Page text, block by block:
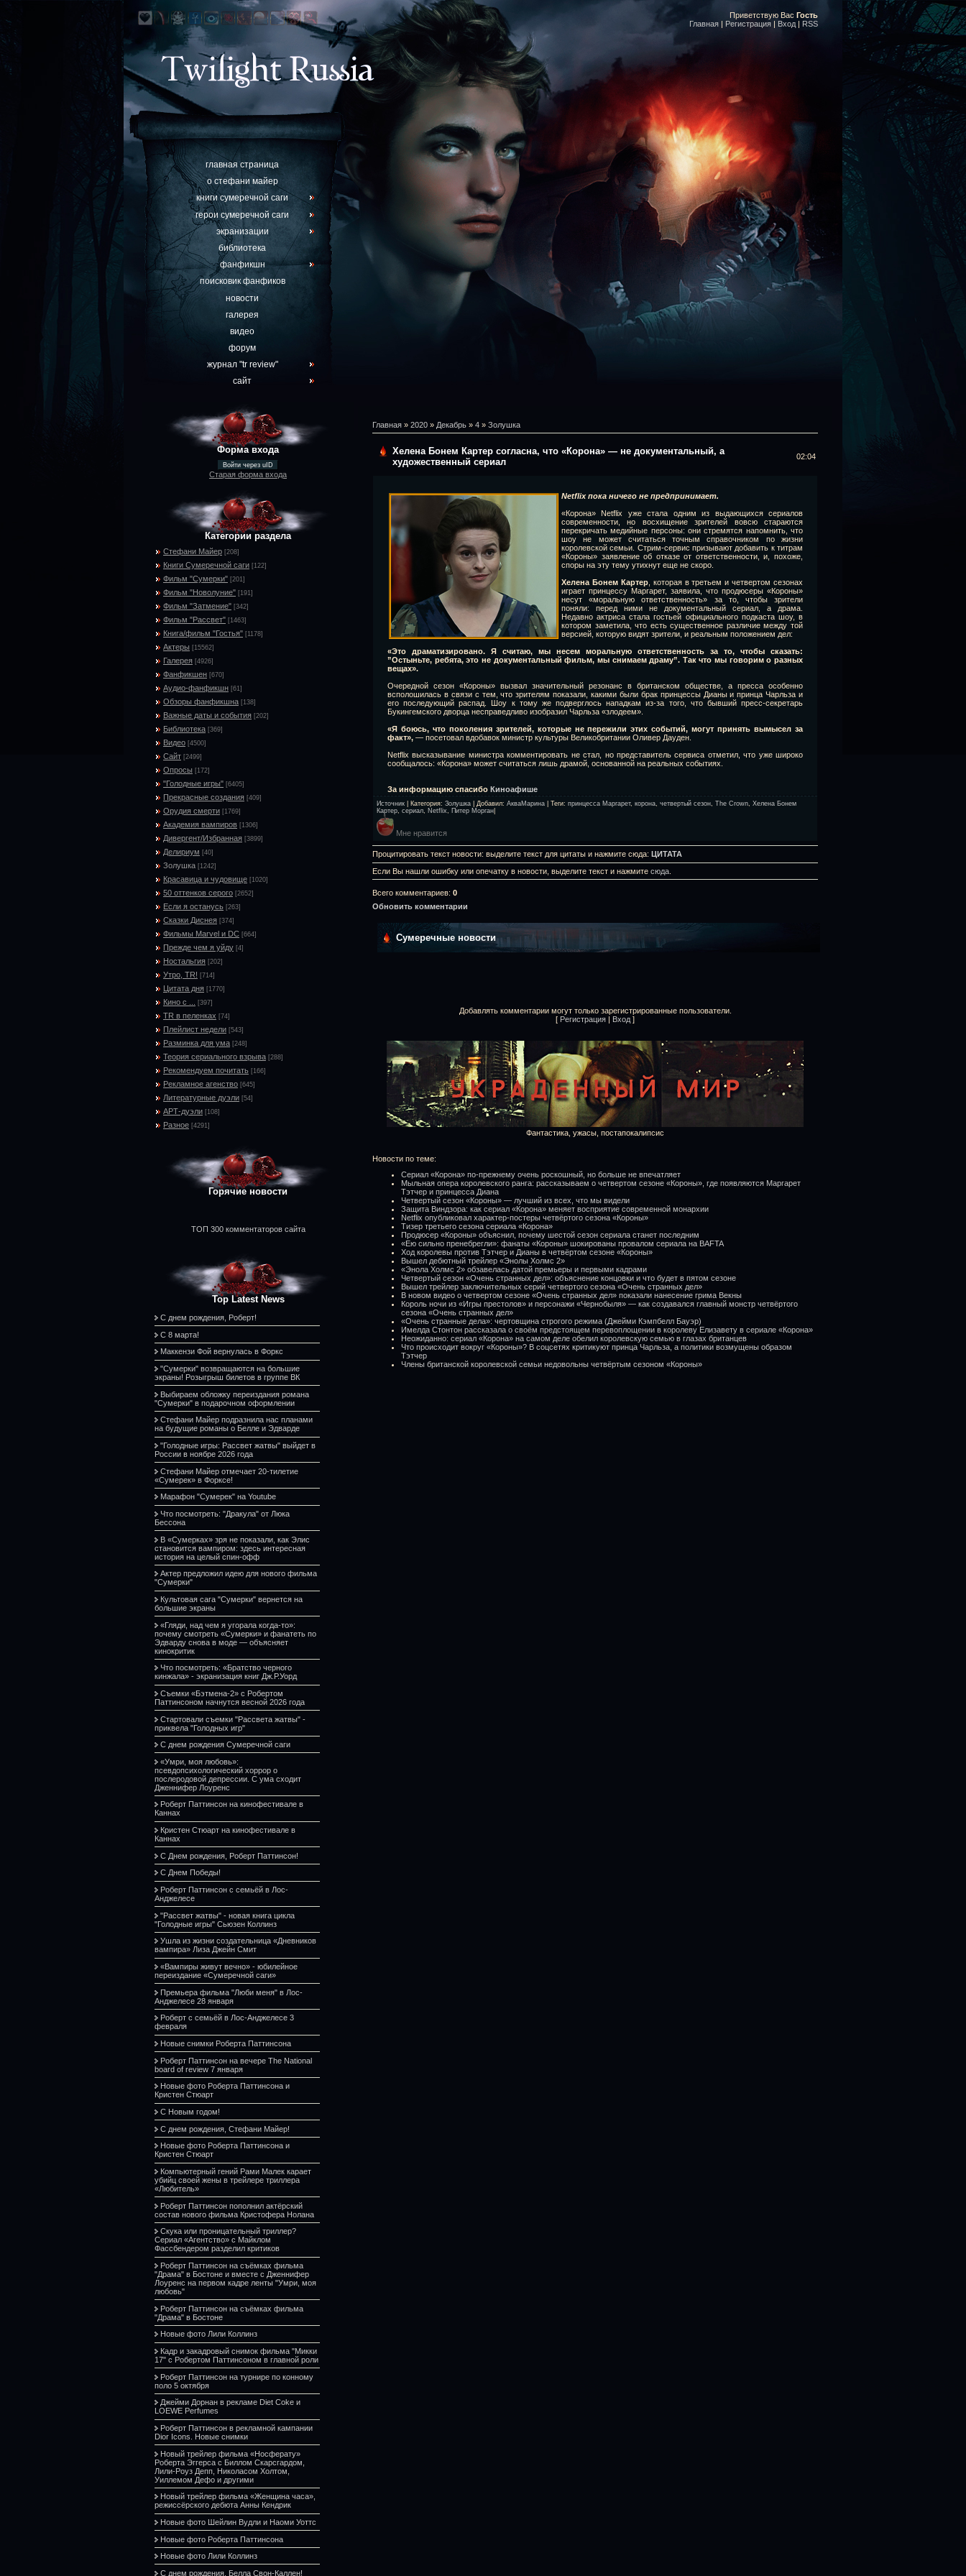
Приветствую Вас Гость
Главная | Регистрация | Вход | RSS
главная страница
о стефани майер
книги сумеречной саги
герои сумеречной саги
экранизации
библиотека
фанфикшн
поисковик фанфиков
новости
галерея
видео
форум
журнал "tr review"
сайт
Форма входа
Войти через uID
Старая форма входа
Категории раздела
Стефани Майер [208]
Книги Сумеречной саги [122]
Фильм "Сумерки" [201]
Фильм "Новолуние" [191]
Фильм "Затмение" [342]
Фильм "Рассвет" [1463]
Книга/фильм "Гостья" [1178]
Актеры [15562]
Галерея [4926]
Фанфикшен [670]
Аудио-фанфикшн [61]
Обзоры фанфикшна [138]
Важные даты и события [202]
Библиотека [369]
Видео [4500]
Сайт [2499]
Опросы [172]
"Голодные игры" [6405]
Прекрасные создания [409]
Орудия смерти [1769]
Академия вампиров [1306]
Дивергент/Избранная [3899]
Делириум [40]
Золушка [1242]
Красавица и чудовище [1020]
50 оттенков серого [2652]
Если я останусь [263]
Сказки Диснея [374]
Фильмы Marvel и DC [664]
Прежде чем я уйду [4]
Ностальгия [202]
Утро, TR! [714]
Цитата дня [1770]
Кино с ... [397]
TR в пеленках [74]
Плейлист недели [543]
Разминка для ума [248]
Теория сериального взрыва [288]
Рекомендуем почитать [166]
Рекламное агенство [645]
Литературные дуэли [54]
АРТ-дуэли [108]
Разное [4291]
Горячие новости
ТОП 300 комментаторов сайта
Top Latest News
С днем рождения, Роберт!
С 8 марта!
Маккензи Фой вернулась в Форкс
"Сумерки" возвращаются на большие
экраны! Розыгрыш билетов в группе ВК
Выбираем обложку переиздания романа
"Сумерки" в подарочном оформлении
Стефани Майер подразнила нас планами
на будущие романы о Белле и Эдварде
"Голодные игры: Рассвет жатвы" выйдет в
России в ноябре 2026 года
Стефани Майер отмечает 20-тилетие
«Сумерек» в Форксе!
Марафон "Сумерек" на Youtube
Что посмотреть: "Дракула" от Люка
Бессона
В «Сумерках» зря не показали, как Элис
становится вампиром: здесь интересная
история на целый спин-офф
Актер предложил идею для нового фильма
"Сумерки"
Культовая сага "Сумерки" вернется на
большие экраны
«Гляди, над чем я угорала когда-то»:
почему смотреть «Сумерки» и фанатеть по
Эдварду снова в моде — объясняет
кинокритик
Что посмотреть: «Братство черного
кинжала» - экранизация книг Дж.Р.Уорд
Съемки «Бэтмена-2» с Робертом
Паттинсоном начнутся весной 2026 года
Стартовали съемки "Рассвета жатвы" -
приквела "Голодных игр"
С днем рождения Сумеречной саги
«Умри, моя любовь»:
псевдопсихологический хоррор о
послеродовой депрессии. С ума сходит
Дженнифер Лоуренс
Роберт Паттинсон на кинофестивале в
Каннах
Кристен Стюарт на кинофестивале в
Каннах
С Днем рождения, Роберт Паттинсон!
С Днем Победы!
Роберт Паттинсон с семьёй в Лос-
Анджелесе
"Рассвет жатвы" - новая книга цикла
"Голодные игры" Сьюзен Коллинз
Ушла из жизни создательница «Дневников
вампира» Лиза Джейн Смит
«Вампиры живут вечно» - юбилейное
переиздание «Сумеречной саги»
Премьера фильма "Люби меня" в Лос-
Анджелесе 28 января
Роберт с семьёй в Лос-Анджелесе 3
февраля
Новые снимки Роберта Паттинсона
Роберт Паттинсон на вечере The National
board of review 7 января
Новые фото Роберта Паттинсона и
Кристен Стюарт
С Новым годом!
С днем рождения, Стефани Майер!
Новые фото Роберта Паттинсона и
Кристен Стюарт
Компьютерный гений Рами Малек карает
убийц своей жены в трейлере триллера
«Любитель»
Роберт Паттинсон пополнил актёрский
состав нового фильма Кристофера Нолана
Скука или проницательный триллер?
Сериал «Агентство» с Майклом
Фассбендером разделил критиков
Роберт Паттинсон на съёмках фильма
"Драма" в Бостоне и вместе с Дженнифер
Лоуренс на первом кадре ленты "Умри, моя
любовь"
Роберт Паттинсон на съёмках фильма
"Драма" в Бостоне
Новые фото Лили Коллинз
Кадр и закадровый снимок фильма "Микки
17" с Робертом Паттинсоном в главной роли
Роберт Паттинсон на турнире по конному
поло 5 октября
Джейми Дорнан в рекламе Diet Coke и
LOEWE Perfumes
Роберт Паттинсон в рекламной кампании
Dior Icons. Новые снимки
Новый трейлер фильма «Носферату»
Роберта Эггерса с Биллом Скарсгардом,
Лили-Роуз Депп, Николасом Холтом,
Уиллемом Дефо и другими
Новый трейлер фильма «Женщина часа»,
режиссёрского дебюта Анны Кендрик
Новые фото Шейлин Вудли и Наоми Уоттс
Новые фото Роберта Паттинсона
Новые фото Лили Коллинз
С днем рождения, Белла Свон-Каллен!
Главная » 2020 » Декабрь » 4 » Золушка
Хелена Бонем Картер согласна, что «Корона» — не документальный, а
художественный сериал
02:04
Netflix пока ничего не предпринимает.
«Корона» Netflix уже стала одним из выдающихся сериалов
современности, но восхищение зрителей вовсю стараются
перекричать медийные персоны: они стремятся напомнить, что
шоу не может считаться точным справочником по жизни
королевской семьи. Стрим-сервис призывают добавить к титрам
«Короны» заявление об отказе от ответственности, и, похоже,
споры на эту тему утихнут еще не скоро.
Хелена Бонем Картер, которая в третьем и четвертом сезонах
играет принцессу Маргарет, заявила, что продюсеры «Короны»
несут «моральную ответственность» за то, чтобы зрители
поняли: перед ними не документальный сериал, а драма.
Недавно актриса стала гостьей официального подкаста шоу, в
котором заметила, что есть существенное различие между той
версией, которую видят зрители, и реальным положением дел:
«Это драматизировано. Я считаю, мы несем моральную ответственность за то, чтобы сказать:
”Остыньте, ребята, это не документальный фильм, мы снимаем драму”. Так что мы говорим о разных
вещах».
Очередной сезон «Короны» вызвал значительный резонанс в британском обществе, а пресса особенно
всполошилась в связи с тем, что зрителям показали, какими были брак принцессы Дианы и принца Чарльза и
его последующий распад. Шоу к тому же подверглось нападкам из-за того, что бывший пресс-секретарь
Букингемского дворца несправедливо изобразил Чарльза «злодеем».
«Я боюсь, что поколения зрителей, которые не пережили этих событий, могут принять вымысел за
факт», — посетовал вдобавок министр культуры Великобритании Оливер Дауден.
Netflix высказывание министра комментировать не стал, но представитель сервиса отметил, что уже широко
сообщалось: «Корона» может считаться лишь драмой, основанной на реальных событиях.
За информацию спасибо Киноафише
Источник Категория: Золушка Добавил: АкваМарина Теги: принцесса Маргарет, корона четвертый сезон The Crown Хелена Бонем
Картер сериал Netflix Питер Морган
Мне нравится
Процитировать текст новости: выделите текст для цитаты и нажмите сюда: ЦИТАТА
Если Вы нашли ошибку или опечатку в новости, выделите текст и нажмите сюда
Всего комментариев: 0
Обновить комментарии
Сумеречные новости
Добавлять комментарии могут только зарегистрированные пользователи.
[ Регистрация | Вход ]
Фантастика, ужасы, постапокалипсис
Новости по теме:
Сериал «Корона» по-прежнему очень роскошный, но больше не впечатляет
Мыльная опера королевского ранга: рассказываем о четвертом сезоне «Короны», где появляются Маргарет
Тэтчер и принцесса Диана
Четвертый сезон «Короны» — лучший из всех, что мы видели
Защита Виндзора: как сериал «Корона» меняет восприятие современной монархии
Netflix опубликовал характер-постеры четвёртого сезона «Короны»
Тизер третьего сезона сериала «Корона»
Продюсер «Короны» объяснил, почему шестой сезон сериала станет последним
«Ею сильно пренебрегли»: фанаты «Короны» шокированы провалом сериала на BAFTA
Ход королевы против Тэтчер и Дианы в четвёртом сезоне «Короны»
Вышел дебютный трейлер «Энолы Холмс 2»
«Энола Холмс 2» обзавелась датой премьеры и первыми кадрами
Четвертый сезон «Очень странных дел»: объяснение концовки и что будет в пятом сезоне
Вышел трейлер заключительных серий четвертого сезона «Очень странных дел»
В новом видео о четвертом сезоне «Очень странных дел» показали нанесение грима Векны
Король ночи из «Игры престолов» и персонажи «Чернобыля» — как создавался главный монстр четвёртого
сезона «Очень странных дел»
«Очень странные дела»: чертовщина строгого режима (Джейми Кэмпбелл Бауэр)
Имелда Стонтон рассказала о своём предстоящем перевоплощении в королеву Елизавету в сериале «Корона»
Неожиданно: сериал «Корона» на самом деле обелил королевскую семью в глазах британцев
Что происходит вокруг «Короны»? В соцсетях критикуют принца Чарльза, а политики возмущены образом
Тэтчер
Члены британской королевской семьи недовольны четвёртым сезоном «Короны»